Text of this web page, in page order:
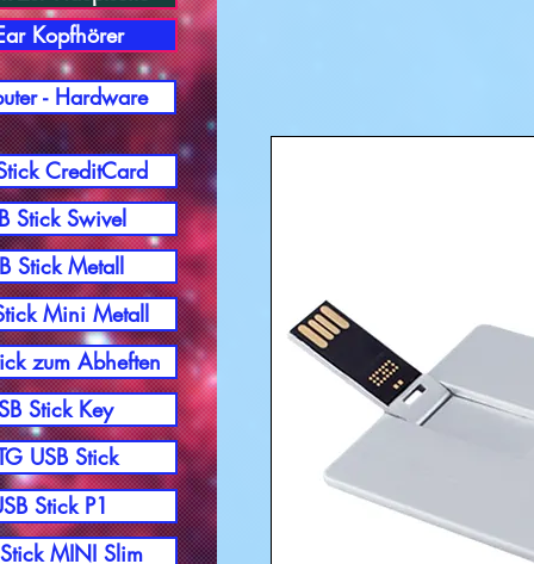
Kopfhörer
- Hardware
CreditCard
Stick Swivel
Stick Metall
Mini Metall
zum Abheften
Stick Key
USB Stick
Stick P1
MINI Slim